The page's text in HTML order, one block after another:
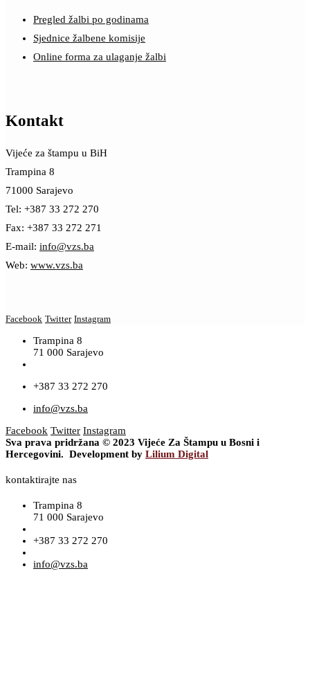
Pregled žalbi po godinama
Sjednice žalbene komisije
Online forma za ulaganje žalbi
Kontakt
Vijeće za štampu u BiH
Trampina 8
71000 Sarajevo
Tel: +387 33 272 270
Fax: +387 33 272 271
E-mail: info@vzs.ba
Web: www.vzs.ba
Facebook Twitter Instagram
Trampina 8
71 000 Sarajevo
+387 33 272 270
info@vzs.ba
Facebook Twitter Instagram
Sva prava pridržana © 2023 Vijeće Za Štampu u Bosni i
Hercegovini. Development by Lilium Digital
kontaktirajte nas
Trampina 8
71 000 Sarajevo
+387 33 272 270
info@vzs.ba